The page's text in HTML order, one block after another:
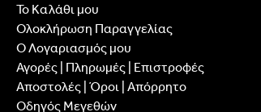
Το Καλάθι μου
Ολοκλήρωση Παραγγελίας
Ο Λογαριασμός μου
Αγορές | Πληρωμές | Επιστροφές
Αποστολές | Όροι | Απόρρητο
Οδηγός Μεγεθών